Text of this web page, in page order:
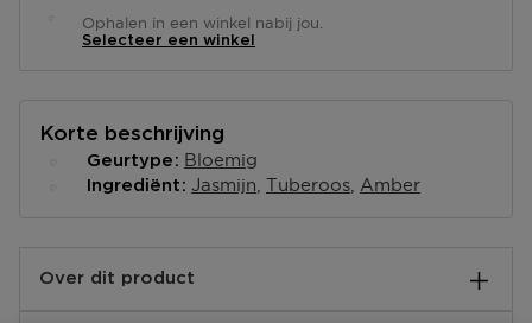
Ophalen in een winkel nabij jou.
Selecteer een winkel
Korte beschrijving
Geurtype Bloemig
Ingrediënt Jasmijn Tuberoos Amber
Over dit product